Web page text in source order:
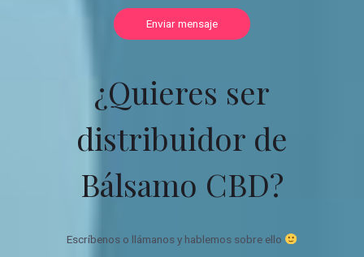
Enviar mensaje
¿Quieres ser
distribuidor de
Bálsamo CBD?
Escríbenos o llámanos y hablemos sobre ello